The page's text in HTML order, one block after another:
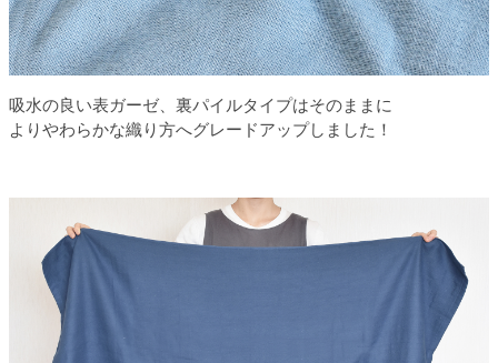
吸水の良い表ガーゼ、裏パイルタイプはそのままに
よりやわらかな織り方へグレードアップしました！